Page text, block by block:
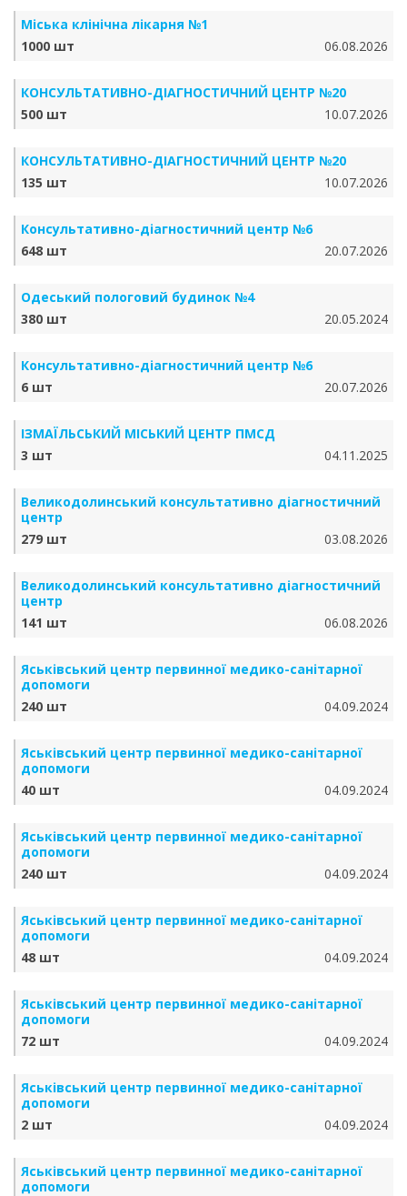
Міська клінічна лікарня №1
1000 шт
06.08.2026
КОНСУЛЬТАТИВНО-ДІАГНОСТИЧНИЙ ЦЕНТР №20
500 шт
10.07.2026
КОНСУЛЬТАТИВНО-ДІАГНОСТИЧНИЙ ЦЕНТР №20
135 шт
10.07.2026
Консультативно-діагностичний центр №6
648 шт
20.07.2026
Одеський пологовий будинок №4
380 шт
20.05.2024
Консультативно-діагностичний центр №6
6 шт
20.07.2026
ІЗМАЇЛЬСЬКИЙ МІСЬКИЙ ЦЕНТР ПМСД
3 шт
04.11.2025
Великодолинський консультативно діагностичний
центр
279 шт
03.08.2026
Великодолинський консультативно діагностичний
центр
141 шт
06.08.2026
Яськівський центр первинної медико-санітарної
допомоги
240 шт
04.09.2024
Яськівський центр первинної медико-санітарної
допомоги
40 шт
04.09.2024
Яськівський центр первинної медико-санітарної
допомоги
240 шт
04.09.2024
Яськівський центр первинної медико-санітарної
допомоги
48 шт
04.09.2024
Яськівський центр первинної медико-санітарної
допомоги
72 шт
04.09.2024
Яськівський центр первинної медико-санітарної
допомоги
2 шт
04.09.2024
Яськівський центр первинної медико-санітарної
допомоги